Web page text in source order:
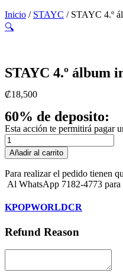
Inicio / STAYC / STAYC 4.º
🔍
STAYC 4.º álbum
₡18,500
60% de deposito:
Esta acción te permitirá pagar
STAYC
4.º
álbum
individual:
oso
peluche
(versión
CD
Añadir al carrito
Para realizar el pedido tienen
Al WhatsApp 7182-4773 para
KPOPWORLDCR
Refund Reason